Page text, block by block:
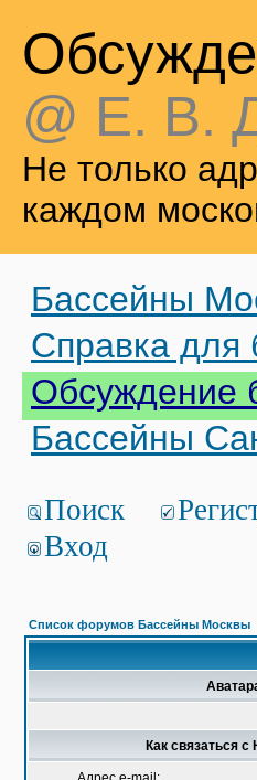
@ Е. В.
Не только
каждом
Бассейны
Справка для
Обсуждение
Бассейны
Поиск
Вход
Список форумов Бассейны Москвы
Как связаться с